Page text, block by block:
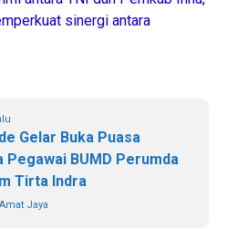
sinergi antara
Gelar Buka Puasa
Pegawai BUMD Perumda
Tirta Indra
Amat Jaya